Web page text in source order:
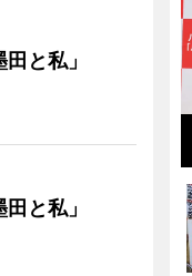
と私」
と私」